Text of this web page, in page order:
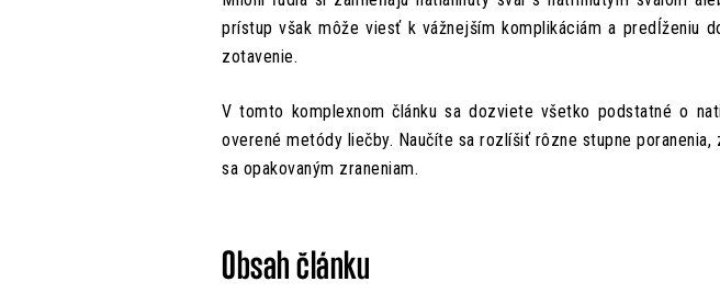
prístup však môže viesť k vážnejším komplikáciám a predĺženiu
zotavenie.
V tomto komplexnom článku sa dozviete všetko podstatné o
overené metódy liečby. Naučíte sa rozlíšiť rôzne stupne
sa opakovaným zraneniam.
Obsah článku